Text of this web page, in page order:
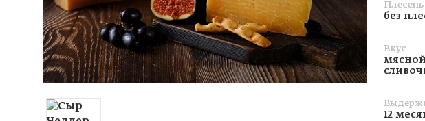
Плесень
без
Вкус
12